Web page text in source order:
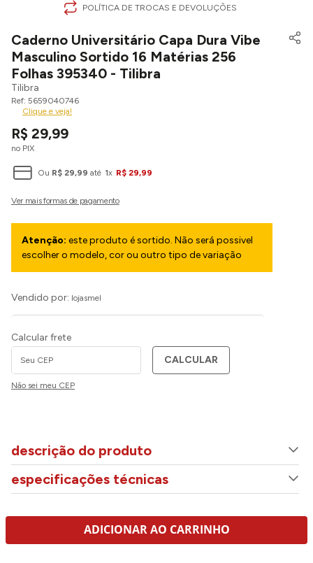
POLÍTICA DE TROCAS E DEVOLUÇÕES
Caderno Universitário Capa Dura Vibe
Masculino Sortido 16 Matérias 256
Folhas 395340 - Tilibra
Tilibra
5659040746
Clique e veja!
R$ 29,99
no PIX
Ou R$ 29,99 até 1x R$ 29,99
Atenção: este produto é sortido. Não será possivel
escolher o modelo, cor ou outro tipo de variação
Vendido por: lojasmel
Calcular frete
CALCULAR
Não sei meu CEP
descrição do produto
especificações técnicas
ADICIONAR AO CARRINHO